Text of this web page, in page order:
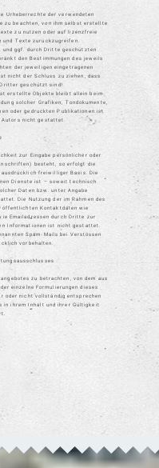
Urheberrechte der verwendeten
zu beachten, von ihm selbst erstellte
zu nutzen oder auf lizenzfreie
und Texte zurückzugreifen.
und ggf. durch Dritte geschützten
den Bestimmungen des jeweils
der jeweiligen eingetragenen
nicht der Schluss zu ziehen, dass
geschützt sind!
erstellte Objekte bleibt allein beim
solcher Grafiken, Tondokumente,
oder gedruckten Publikationen ist
Autors nicht gestattet.
zur Eingabe persönlicher oder
besteht, so erfolgt die
freiwilliger Basis. Die
Dienste ist – soweit technisch
Daten bzw. unter Angabe
Die Nutzung der im Rahmen des
Kontaktdaten wie
Emailadressen durch Dritte zur
Informationen ist nicht gestattet.
Spam-Mails bei Verstössen
vorbehalten.
zu betrachten, von dem aus
einzelne Formulierungen dieses
oder nicht vollständig entsprechen
in ihrem Inhalt und ihrer Gültigkeit